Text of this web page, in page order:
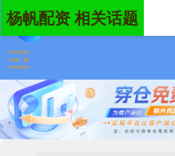
杨帆配资 相关话题